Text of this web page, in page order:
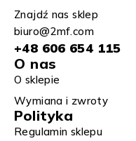
Znajdź nas sklep
biuro@2mf.com
+48 606 654 115
O nas
O sklepie
Wymiana i zwroty​
Polityka
Regulamin sklepu​